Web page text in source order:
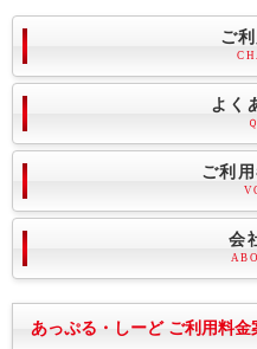
ご
よく
ご利
会
あっぷる・しーど ご利用料金